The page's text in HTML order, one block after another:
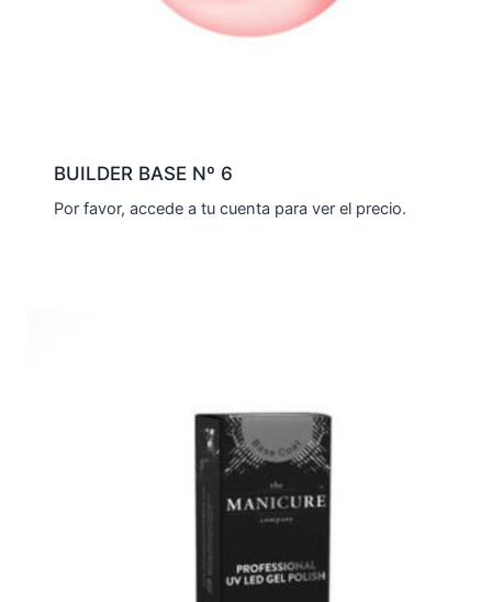
BUILDER BASE Nº 6
Por favor, accede a tu cuenta para ver el precio.